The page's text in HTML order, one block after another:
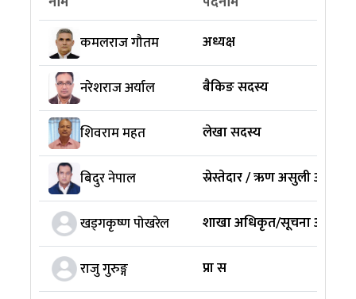
कमलराज गौतम अध्यक्ष
नरेशराज अर्याल बैकिङ सदस्य
शिवराम महत लेखा सदस्य
बिदुर नेपाल स्रेस्तेदार / ऋण असुली अधिकृत
खड्गकृष्ण पोखरेल शाखा अधिकृत/सूचना
राजु गुरुङ्ग प्रा स